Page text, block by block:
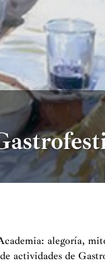
alegoría,
actividades de